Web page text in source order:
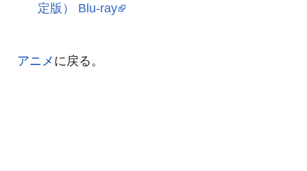
定版） Blu-ray
アニメに戻る。